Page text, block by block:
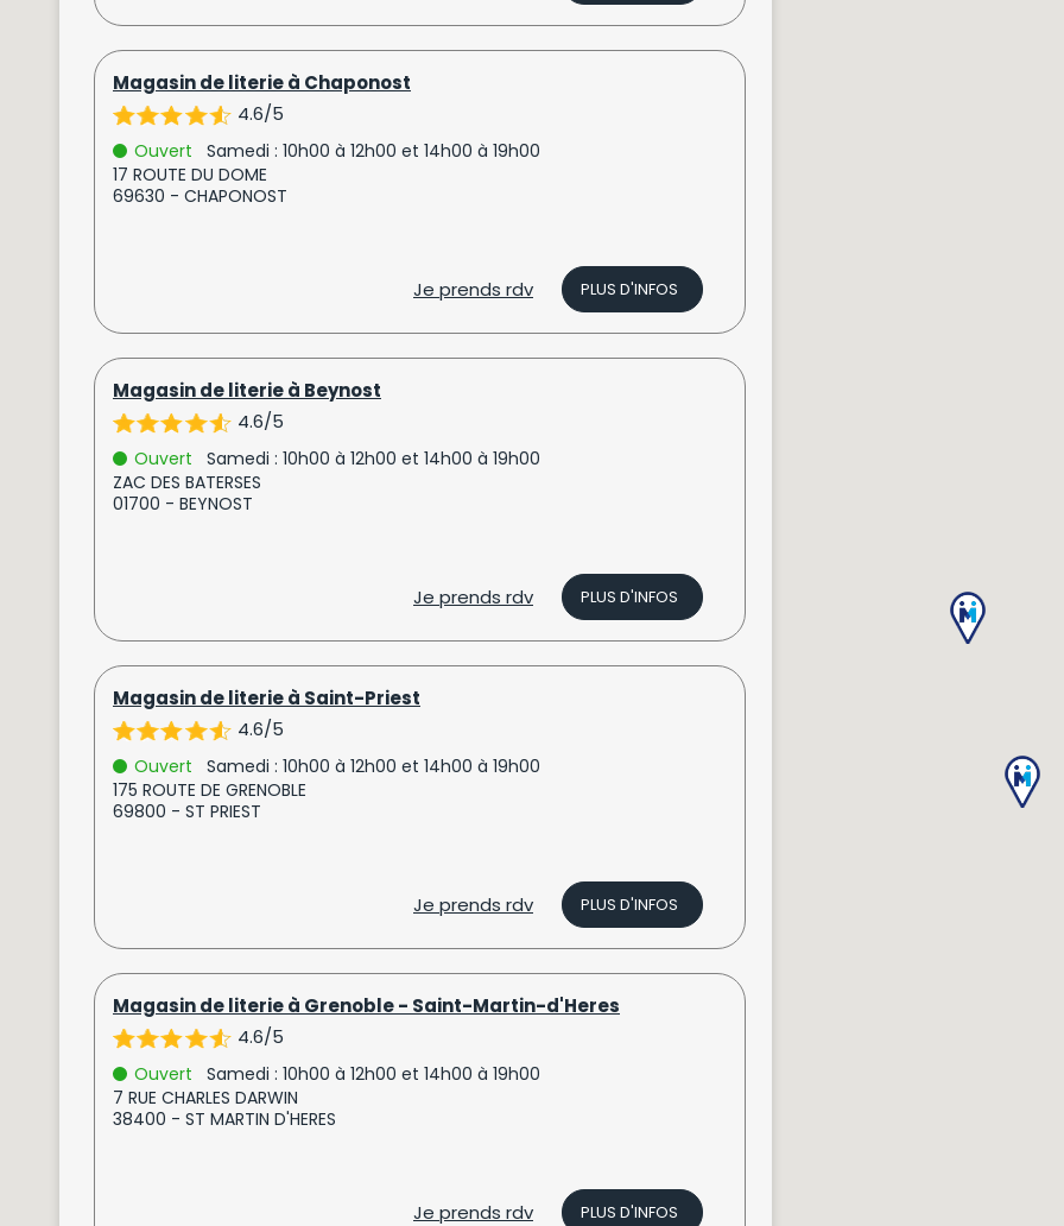
Magasin de literie à Chaponost
4.6/5
Ouvert
Samedi : 10h00 à 12h00 et 14h00 à 19h00
17 ROUTE DU DOME
69630 - CHAPONOST
Je prends rdv PLUS D'INFOS
Magasin de literie à Beynost
4.6/5
Ouvert
Samedi : 10h00 à 12h00 et 14h00 à 19h00
ZAC DES BATERSES
01700 - BEYNOST
Je prends rdv PLUS D'INFOS
Magasin de literie à Saint-Priest
4.6/5
Ouvert
Samedi : 10h00 à 12h00 et 14h00 à 19h00
175 ROUTE DE GRENOBLE
69800 - ST PRIEST
Je prends rdv PLUS D'INFOS
Magasin de literie à Grenoble - Saint-Martin-d'Heres
4.6/5
Ouvert
Samedi : 10h00 à 12h00 et 14h00 à 19h00
7 RUE CHARLES DARWIN
38400 - ST MARTIN D'HERES
Je prends rdv PLUS D'INFOS